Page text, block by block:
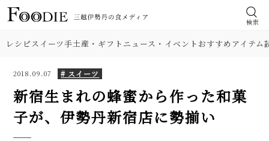
検索
レシピスイーツ手土産・ギフト ニュース・イベントおすすめアイテム
2018.09.07 # スイーツ
新宿生まれの蜂蜜から作った和菓
子が、伊勢丹新宿店に勢揃い